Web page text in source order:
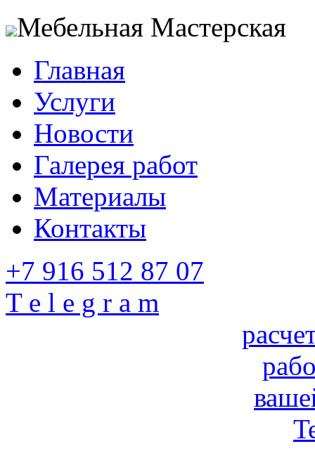
Мебельная Мастерская
Главная
Услуги
Новости
Галерея работ
Материалы
Контакты
+7 916 512 87 07
T e l e g r a m